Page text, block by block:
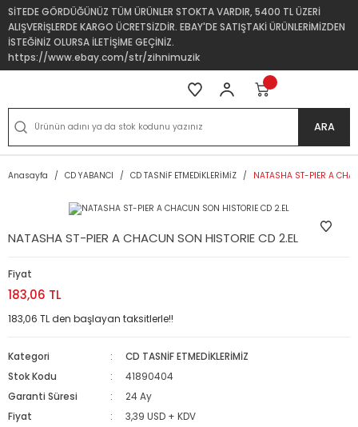
SİTEDE GÖRDÜĞÜNÜZ TÜM ÜRÜNLER STOKTA VARDIR, 5400 TL ÜZERİ
ALIŞVERİŞLERDE KARGO ÜCRETSİZDİR. EBAY'DE SATIŞTAKİ ÜRÜNLERİMİZDEN
İSTEĞİNİZ OLURSA İLETİŞİME GEÇİNİZ.
https://www.ebay.com/str/zihnimuzik
ARA
Anasayfa CD YABANCI CD TASNİF ETMEDİKLERİMİZ NATASHA ST-PIER A
NATASHA ST-PIER A CHACUN SON HISTORIE CD 2.EL
Fiyat
183,06 TL
183,06 TL den başlayan taksitlerle!!
Kategori
CD TASNİF ETMEDİKLERİMİZ
Stok Kodu
41890404
Garanti Süresi
24 Ay
Fiyat
3,39 USD + KDV